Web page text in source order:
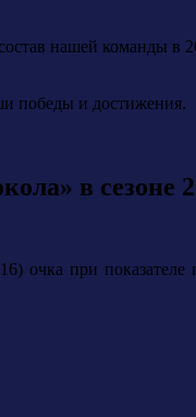
нашей команды в
победы и достижения.
в сезоне
очка при показателе